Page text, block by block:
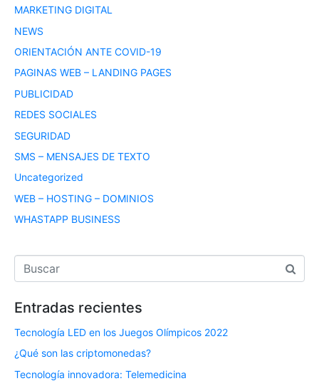
MARKETING DIGITAL
NEWS
ORIENTACIÓN ANTE COVID-19
PAGINAS WEB – LANDING PAGES
PUBLICIDAD
REDES SOCIALES
SEGURIDAD
SMS – MENSAJES DE TEXTO
Uncategorized
WEB – HOSTING – DOMINIOS
WHASTAPP BUSINESS
Entradas recientes
Tecnología LED en los Juegos Olímpicos 2022
¿Qué son las criptomonedas?
Tecnología innovadora: Telemedicina